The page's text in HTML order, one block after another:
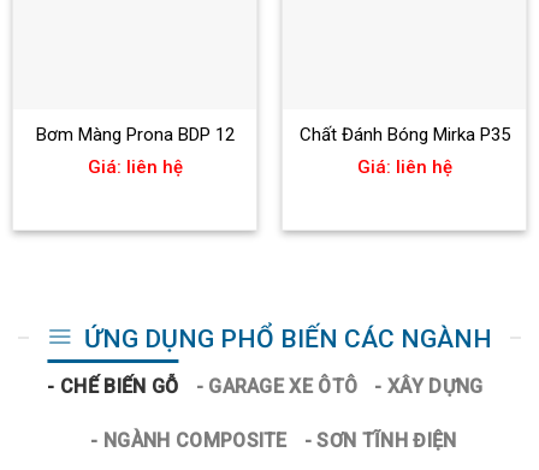
Bơm Màng Prona BDP 12
Giá: liên hệ
Chất Đánh Bóng Mirka P35
Giá: liên hệ
ỨNG DỤNG PHỔ BIẾN CÁC NGÀNH
- CHẾ BIẾN GỖ - GARAGE XE ÔTÔ - XÂY DỰNG
- NGÀNH COMPOSITE - SƠN TĨNH ĐIỆN